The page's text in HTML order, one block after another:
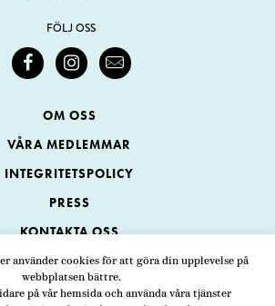
använder cookies för att göra din upplevelse på
webbplatsen bättre.
på vår hemsida och använda våra tjänster
FÖLJ OSS
OM OSS
VÅRA MEDLEMMAR
INTEGRITETSPOLICY
PRESS
KONTAKTA OSS
Folkets Hus och Parker